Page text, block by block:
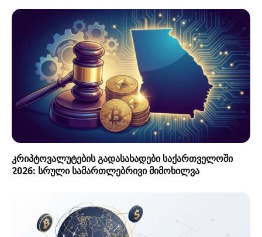
კრიპტოვალუტების გადასახადები საქართველოში
2026: სრული სამართლებრივი მიმოხილვა